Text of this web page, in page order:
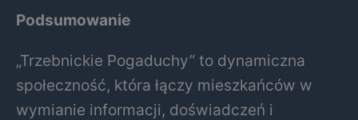
Podsumowanie
„Trzebnickie Pogaduchy” to dynamiczna
społeczność, która łączy mieszkańców w
wymianie informacji, doświadczeń i